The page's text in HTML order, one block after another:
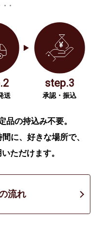
送
step.3
承認・振込
品の持込み不要。
に、好きな場所で、
ただけます。
流れ